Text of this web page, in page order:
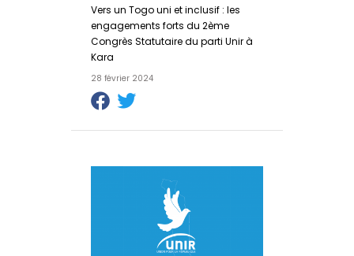
Vers un Togo uni et inclusif : les
engagements forts du 2ème
Congrès Statutaire du parti Unir à
Kara
28 février 2024